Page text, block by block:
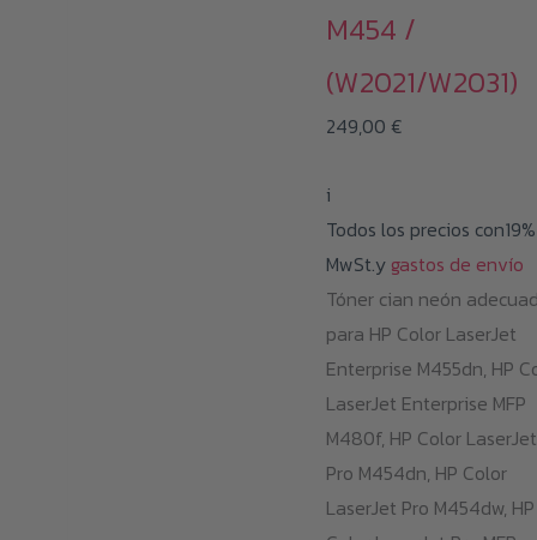
opciones
se
la
página
de
producto
M454 /
(W2021/W2031)
249,00 €
i
Todos los precios con19%
MwSt.y gastos de envío
Tóner cian neón
para HP Color LaserJet
Enterprise M455dn, HP
LaserJet Enterprise MFP
M480f, HP Color LaserJet
Pro M454dn, HP Color
LaserJet Pro M454dw, HP